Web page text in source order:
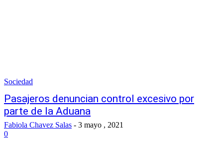
Sociedad
Pasajeros denuncian control excesivo por
parte de la Aduana
Fabiola Chavez Salas - 3 mayo , 2021
0